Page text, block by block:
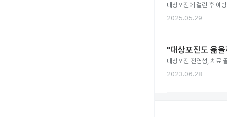
대상포진에 걸린 후 예
2025.05.29
"대상포진도 옮
대상포진 전염성, 치료
2023.06.28